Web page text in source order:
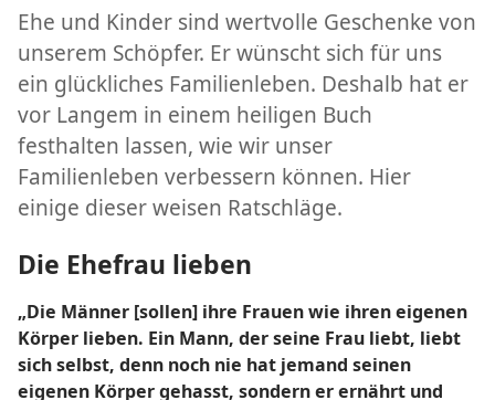
Ehe und Kinder sind wertvolle Geschenke von
unserem Schöpfer. Er wünscht sich für uns
ein glückliches Familienleben. Deshalb hat er
vor Langem in einem heiligen Buch
festhalten lassen, wie wir unser
Familienleben verbessern können. Hier
einige dieser weisen Ratschläge.
Die Ehefrau lieben
„Die Männer [sollen] ihre Frauen wie ihren eigenen
Körper lieben. Ein Mann, der seine Frau liebt, liebt
sich selbst, denn noch nie hat jemand seinen
eigenen Körper gehasst, sondern er ernährt und